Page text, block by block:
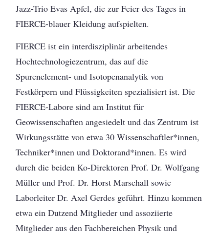
Jazz-Trio Evas Apfel, die zur Feier des Tages in
FIERCE-blauer Kleidung aufspielten.
FIERCE ist ein interdisziplinär arbeitendes
Hochtechnologiezentrum, das auf die
Spurenelement- und Isotopenanalytik von
Festkörpern und Flüssigkeiten spezialisiert ist. Die
FIERCE-Labore sind am Institut für
Geowissenschaften angesiedelt und das Zentrum ist
Wirkungsstätte von etwa 30 Wissenschaftler*innen,
Techniker*innen und Doktorand*innen. Es wird
durch die beiden Ko-Direktoren Prof. Dr. Wolfgang
Müller und Prof. Dr. Horst Marschall sowie
Laborleiter Dr. Axel Gerdes geführt. Hinzu kommen
etwa ein Dutzend Mitglieder und assoziierte
Mitglieder aus den Fachbereichen Physik und